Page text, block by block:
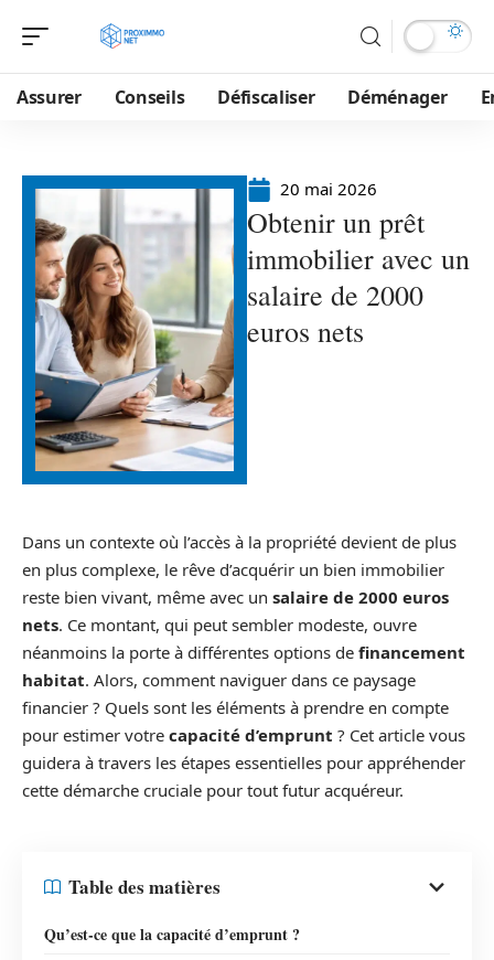
Assurer Conseils Défiscaliser Déménager
20 mai 2026
Obtenir un prêt
immobilier avec un
salaire de 2000
euros nets
Dans un contexte où l’accès à la propriété devient de plus
en plus complexe, le rêve d’acquérir un bien immobilier
reste bien vivant, même avec un salaire de 2000 euros
nets. Ce montant, qui peut sembler modeste, ouvre
néanmoins la porte à différentes options de financement
habitat. Alors, comment naviguer dans ce paysage
financier ? Quels sont les éléments à prendre en compte
pour estimer votre capacité d’emprunt ? Cet article vous
guidera à travers les étapes essentielles pour appréhender
cette démarche cruciale pour tout futur acquéreur.
Table des matières
Qu’est-ce que la capacité d’emprunt ?